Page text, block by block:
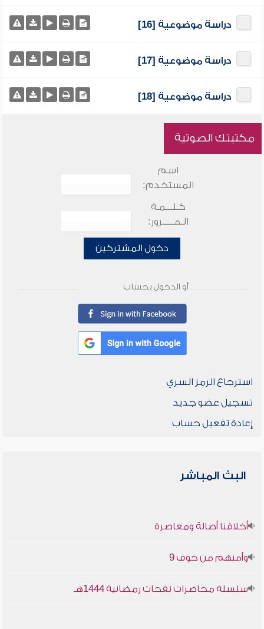
دراسة موضوعية [16]
دراسة موضوعية [17]
دراسة موضوعية [18]
مكتبتك الصوتية
اسم
المستخدم:
كـلـــمـة
الـمـــــرور:
دخول المشتركين
أو الدخول بحساب
استرجاع الرمز السري
تسجيل عضو جديد
إعادة تفعيل حساب
البث المباشر
أخلاقنا أصالة ومعاصرة
وأمنهم من خوف 9
سلسلة محاضرات نفحات رمضانية 1444هـ